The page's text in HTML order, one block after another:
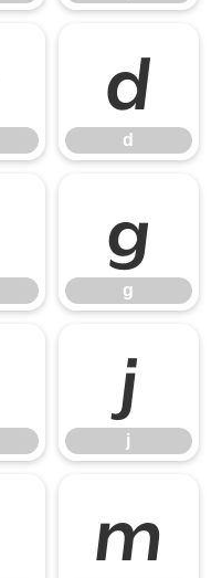
d
d
g
g
j
j
m